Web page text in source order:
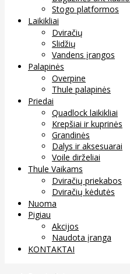
Stogo platformos
Laikikliai
Dviračių
Slidžių
Vandens įrangos
Palapinės
Overpine
Thule palapinės
Priedai
Quadlock laikikliai
Krepšiai ir kuprinės
Grandinės
Dalys ir aksesuarai
Voile dirželiai
Thule Vaikams
Dviračių priekabos
Dviračių kėdutės
Nuoma
Pigiau
Akcijos
Naudota įranga
KONTAKTAI